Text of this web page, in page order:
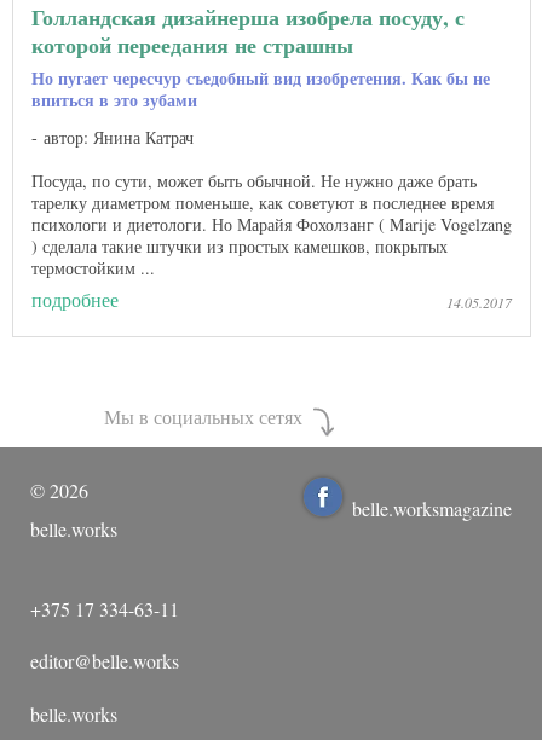
Голландская дизайнерша изобрела посуду, с
которой переедания не страшны
Но пугает чересчур съедобный вид изобретения. Как бы не
впиться в это зубами
автор: Янина Катрач
Посуда, по сути, может быть обычной. Не нужно даже брать
тарелку диаметром поменьше, как советуют в последнее время
психологи и диетологи. Но Марайя Фохолзанг ( Marije Vogelzang
) сделала такие штучки из простых камешков, покрытых
термостойким ...
подробнее 14.05.2017
©2026
belle.works
+375 17 334-63-11
editor@belle.works
belle.works
Мы в социальных сетях
belle.worksmagazine